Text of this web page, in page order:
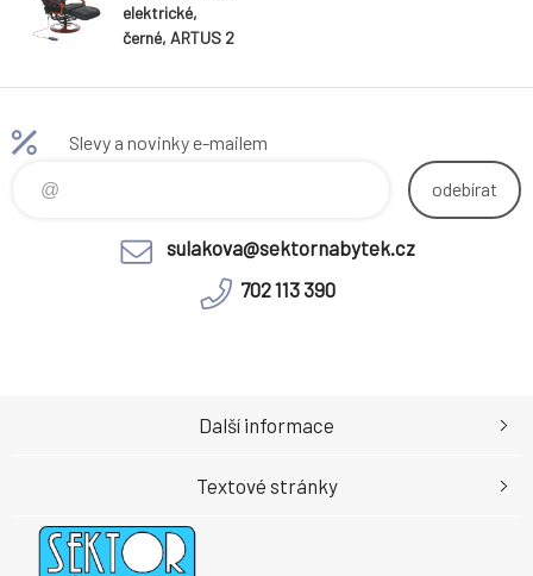
elektrické,
černé, ARTUS 2
Slevy a novinky e-mailem
odebírat
sulakova@sektornabytek.cz
702 113 390
Další informace
Textové stránky